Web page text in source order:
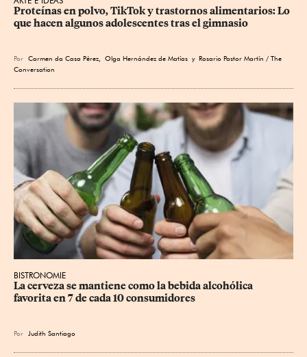
Proteínas en polvo, TikTok y trastornos alimentarios: Lo
que hacen algunos adolescentes tras el gimnasio
Por Carmen da Casa Pérez Olga Hernández de Matías y Rosario Pastor Martín / The
Conversation
BISTRONOMIE
La cerveza se mantiene como la bebida alcohólica
favorita en 7 de cada 10 consumidores
Por Judith Santiago